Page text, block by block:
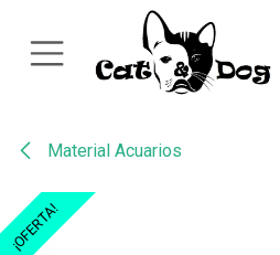
Material Acuarios
¡OFERTA!